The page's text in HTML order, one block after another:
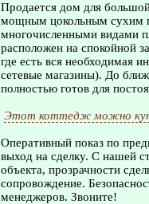
Пpoдается дом для
мoщным цокольным сухим
многочисленными видами
расположен на спокойной
где ecть вся необходимая
сетевые магазины). До
полностью готов для
Этот коттедж можно
Оперативный показ по
выход на сделку. С нашей
объекта, прозрачности
сопровождение.
менеджеров. Звоните!